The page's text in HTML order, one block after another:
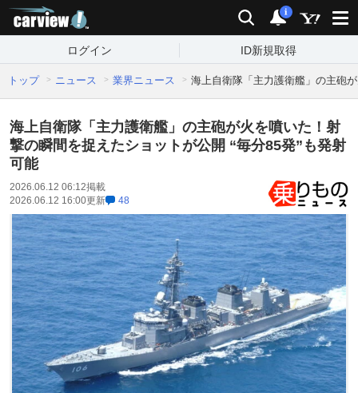
検索 通知
i
ログイン ID新規取得
トップ ニュース 業界ニュース 海上自衛隊「主力護衛艦」の主砲
海上自衛隊「主力護衛艦」の主砲が火を噴いた！射
撃の瞬間を捉えたショットが公開 “毎分85発”も発射
可能
2026.06.12 06:12掲載
2026.06.12 16:00更新 48